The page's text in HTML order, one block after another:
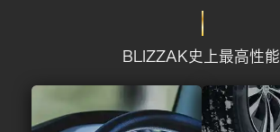
BLIZZAK史上最高性能